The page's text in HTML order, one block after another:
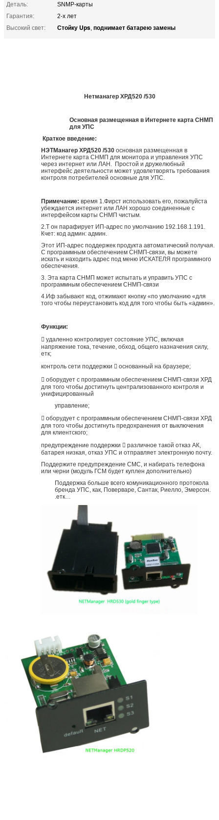
Деталь:
SNMP-карты
Гарантия:
2-х лет
Высокий свет:
Стойку Ups, поднимает батарею замены
Нетманагер ХРД520 /530
Основная размещенная в Интернете карта СНМП
для УПС
Краткое введение:
НЭТМанагер ХРД520 /530основная размещенная в
Интернете карта СНМП для монитора и управления УПС
через интернет или ЛАН. Простой и дружелюбный
интерфейс деятельности может удовлетворять требования
контроля потребителей основные для УПС.
Примечание: время 1.Фирст использовать его, пожалуйста
убеждается интернет или ЛАН хорошо соединенные с
интерфейсом карты СНМП чистым.
2.Т он парафирует ИП-адрес по умолчанию 192.168.1.191.
Кчет: код админ: админ.
Этот ИП-адрес поддержек продукта автоматический получая.
С программным обеспечением СНМП-связи, вы можете
искать и находить адрес под меню ИСКАТЕЛЯ программного
обеспечения.
3. Эта карта СНМП может испытать и управить УПС с
программным обеспечением СНМП-связи
4.Иф забывают код, отжимают кнопку «по умолчанию «для
того чтобы переустановить код для того чтобы быть «админ».
Функции:
 удаленно контролирует состояние УПС, включая
напряжение тока, течение, обход, общего назначения силу,
етк;
контроль сети поддержки  основанный на браузере;
 оборудует с программным обеспечением СНМП-связи ХРД
для того чтобы достигнуть централизованного контроля и
унифицированный
управление;
 оборудует с программным обеспечением СНМП-связи ХРД
для того чтобы достигнуть предохранения от выключения
для клиентского;
предупреждение поддержки  различное такой отказ АК,
батарея низкая, отказ УПС и отправляет электронную почту.
Поддержите предупреждение СМС, и набирать телефона
или черни (модуль ГСМ будет куплен дополнительно)
Поддержка больше всего комуникационного протокола
бренда УПС, как, Поверваре, Сантак, Риелло, Эмерсон.
.етк…